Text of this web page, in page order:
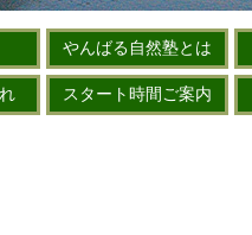
やんばる自然塾とは
スタート時間ご案内